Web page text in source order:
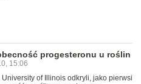
progesteronu u roślin
15:06
University of Illinois odkryli, jako pierwsi